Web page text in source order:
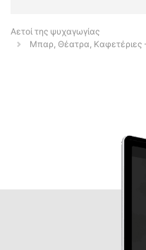
Αετοί της ψυχαγωγίας
Μπαρ, Θέατρα, Καφετέριες